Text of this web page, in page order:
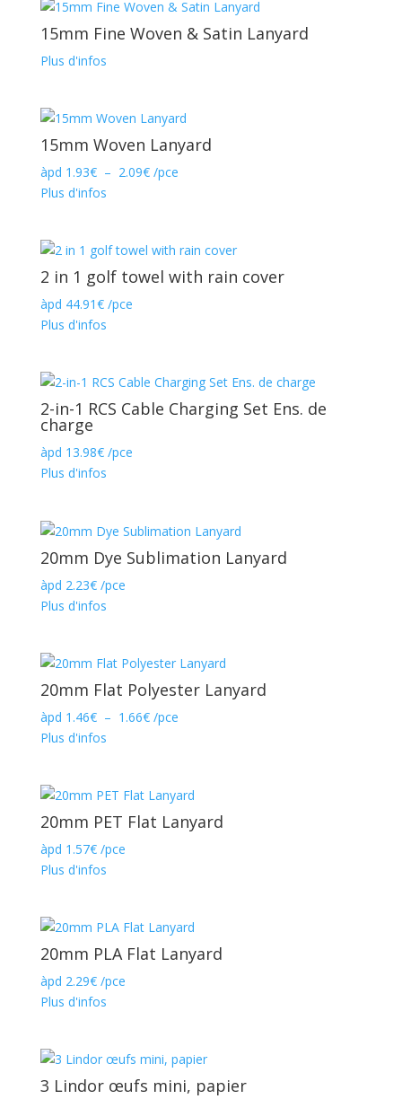
à
1.62€
15mm Fine Woven & Satin Lanyard
Plus d'infos
15mm Woven Lanyard
àpd 1.93€ – 2.09€Plage
à
2.09€
/pce
Plus d'infos
2 in 1 golf towel with rain cover
àpd 44.91€/pce
Plus d'infos
2-in-1 RCS Cable Charging Set Ens. de
charge
àpd 13.98€/pce
Plus d'infos
20mm Dye Sublimation Lanyard
àpd 2.23€/pce
Plus d'infos
20mm Flat Polyester Lanyard
àpd 1.46€ – 1.66€Plage
à
1.66€
/pce
Plus d'infos
20mm PET Flat Lanyard
àpd 1.57€/pce
Plus d'infos
20mm PLA Flat Lanyard
àpd 2.29€/pce
Plus d'infos
3 Lindor œufs mini, papier